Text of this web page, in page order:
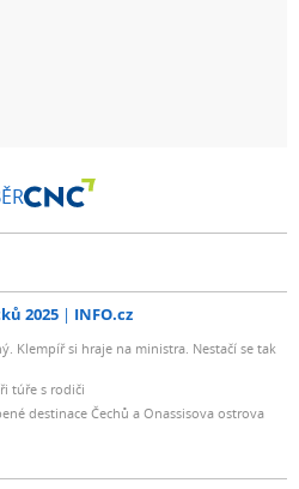
2025 INFO.cz
Klempíř si hraje na ministra. Nestačí se tak
túře s rodiči
destinace Čechů a Onassisova ostrova